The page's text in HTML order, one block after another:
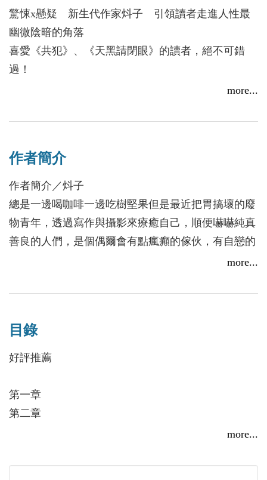
驚悚x懸疑 新生代作家炓子 引領讀者走進人性最
幽微陰暗的角落
喜愛《共犯》、《天黑請閉眼》的讀者，絕不可錯
過！
她最不可告人的秘密......
「《負罪》倒敘解謎的怵目驚心，節奏明快的冷血犀
利，乍見包裹深厚情誼的糖衣內裏，原來生無可戀，
不敢想起的家庭血緣，才是生命不可承受之輕。」
──紀昭君，書評家
推薦！
休學中輟後的某天早晨，我接到了昔日好友蘇媛的死
我必須放下自己感性的心，才能釐清蘇媛的死因，並
我不想成為加害者，也不希望成為受害者，於是我
──吳允伶，只好當個旁觀者。
more...
作者簡介
作者簡介／炓子
總是一邊喝咖啡一邊吃樹堅果但是最近把胃搞壞的廢
物青年，透過寫作與攝影來療癒自己，順便嚇嚇純真
善良的人們，是個偶爾會有點瘋癲的傢伙，有自戀的
more...
目錄
好評推薦
第一章
第二章
第五章
more...